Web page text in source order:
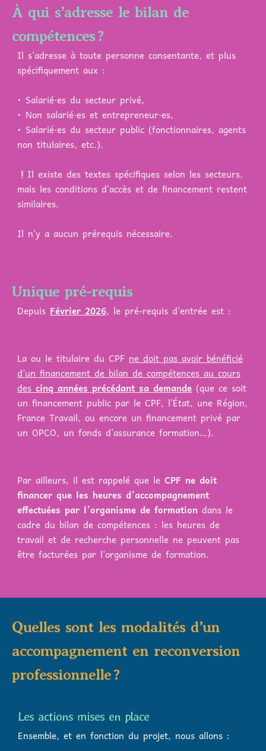
À qui s’adresse le bilan de
compétences ?
Il s’adresse à toute personne consentante, et plus
spécifiquement aux :
• Salarié·es du secteur privé,
• Non salarié·es et entrepreneur·es,
• Salarié·es du secteur public (fonctionnaires, agents
non titulaires, etc.).
Il existe des textes spécifiques selon les secteurs,
mais les conditions d’accès et de financement restent
similaires.
Il n’y a aucun prérequis nécessaire.
Unique pré-requis
Depuis Février 2026, le pré-requis d’entrée est :
La ou le titulaire du CPF ne doit pas avoir bénéficié
d’un financement de bilan de compétences au cours
des cinq années précédant sa demande (que ce soit
un financement public par le CPF, l’État, une Région,
France Travail, ou encore un financement privé par
un OPCO, un fonds d’assurance formation…).
Par ailleurs, il est rappelé que le CPF ne doit
financer que les heures d’accompagnement
effectuées par l’organisme de formation dans le
cadre du bilan de compétences : les heures de
travail et de recherche personnelle ne peuvent pas
être facturées par l’organisme de formation.
Quelles sont les modalités d’un
accompagnement en reconversion
professionnelle ?
Les actions mises en place
Ensemble, et en fonction du projet, nous allons :